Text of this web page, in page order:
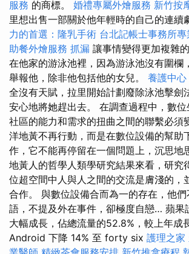
服務 的商標。 婚禮專屬外燴服務 新竹按
里想出售一部關於他年輕時的自己的連續
力的首選：隆乳手術 台北記帳士事務所專
助餐外燴服務 抓漏 讓事情變得更加複雜
在他家的游泳池裡，因為游泳池沒有圍欄
舉報他，除非他包括他的女兒。 養護中
全沒有天賦，拉里開始計劃廢除泳池擊劍
安心地將她趕出去。 在調查過程中，數
社區的能力和需求的扭曲之間的聯繫必須
洋地黃不再行動，而是在數位設備的幫助
作，它不能再停留在一個問題上，沉思地
地黃人的哲學人類學研究結果來看，研究
位超空間中人與人之間的交流是膚淺的，
合作。 與數位設備合而為一的存在，他
語，不提及外在事件，卻極度自戀… 蘋果
大幅成長，佔總流量的52.8%，較上年成
Android 下降 14% 至 forty six 護理之家